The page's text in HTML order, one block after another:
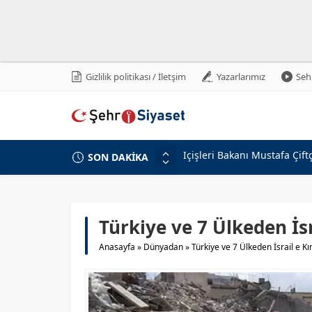
Gizlilik politikası / İletşim Yazarlarımız
SON DAKİKA
Terörsüz Türkiye İçin Kritik
Ömer Çelik’ten Kritik
Şehit ve Gazilere Yeni
Türkiye’den İsrail’e Mescid-i
MHP Lideri Bahçeli’ye
MHP’li Özdemir’den İP’e
Türkiye ve 7 Ülkeden
Anasayfa » Dünyadan»Türkiye ve 7 Ülkeden İsrail e